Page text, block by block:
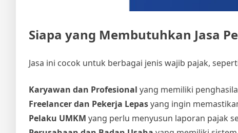
Siapa yang Membutuhkan Jasa
Jasa ini cocok untuk berbagai jenis wajib pajak,
Karyawan dan Profesional yang memiliki
Freelancer dan Pekerja Lepasyang ingin
Pelaku UMKM yang perlu menyusun laporan pajak